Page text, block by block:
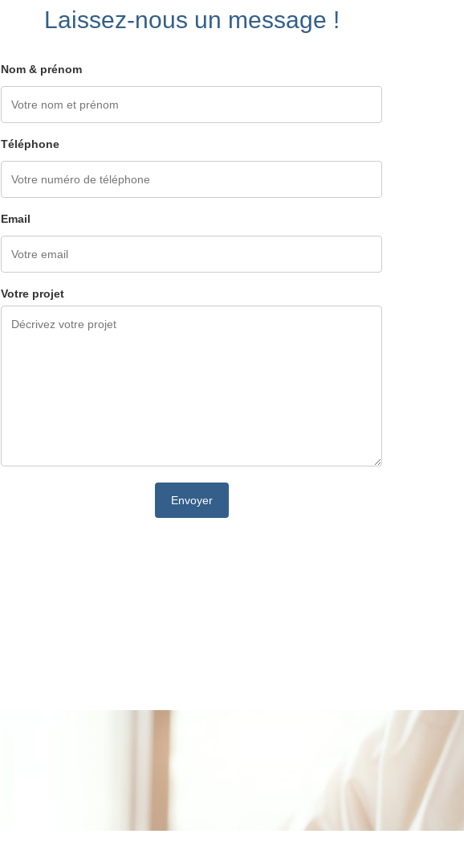
Laissez-nous un message !
Nom & prénom
Téléphone
Email
Votre projet